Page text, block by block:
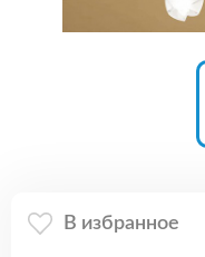
В избранное